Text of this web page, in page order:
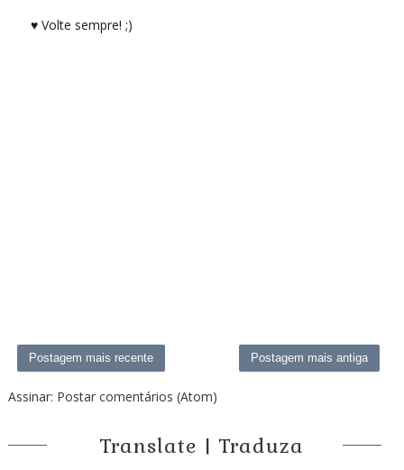
♥ Volte sempre! ;)
Postagem mais recente Postagem mais antiga
Assinar: Postar comentários (Atom)
Translate | Traduza